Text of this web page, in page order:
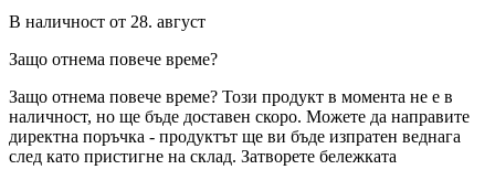
В наличност от 28. август
Защо отнема повече време?
Защо отнема повече време? Този продукт в момента не е в
наличност, но ще бъде доставен скоро. Можете да направите
директна поръчка - продуктът ще ви бъде изпратен веднага
след като пристигне на склад. Затворете бележката